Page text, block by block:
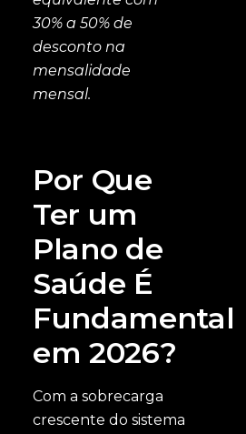
30% a 50% de
desconto na
mensalidade
mensal.
Por Que
Ter um
Plano de
Saúde É
Fundamental
em 2026?
Com a sobrecarga
crescente do sistema